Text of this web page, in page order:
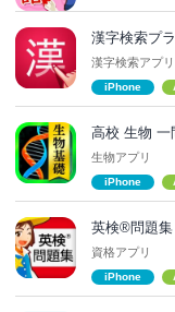
漢字検索プ
漢字検索アプリ
iPhone
高校 生物 一
生物アプリ
iPhone
英検®問題集
資格アプリ
iPhone